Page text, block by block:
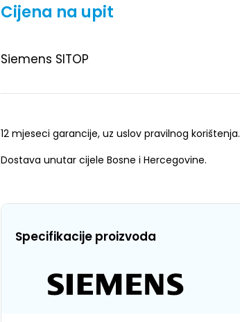
Cijena na upit
Siemens SITOP
12 mjeseci garancije, uz uslov pravilnog korištenja.
Dostava unutar cijele Bosne i Hercegovine.
Specifikacije proizvoda